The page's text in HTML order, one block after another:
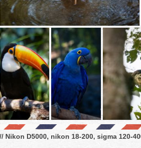
// Nikon D5000, nikon 18-200, sigma 120-